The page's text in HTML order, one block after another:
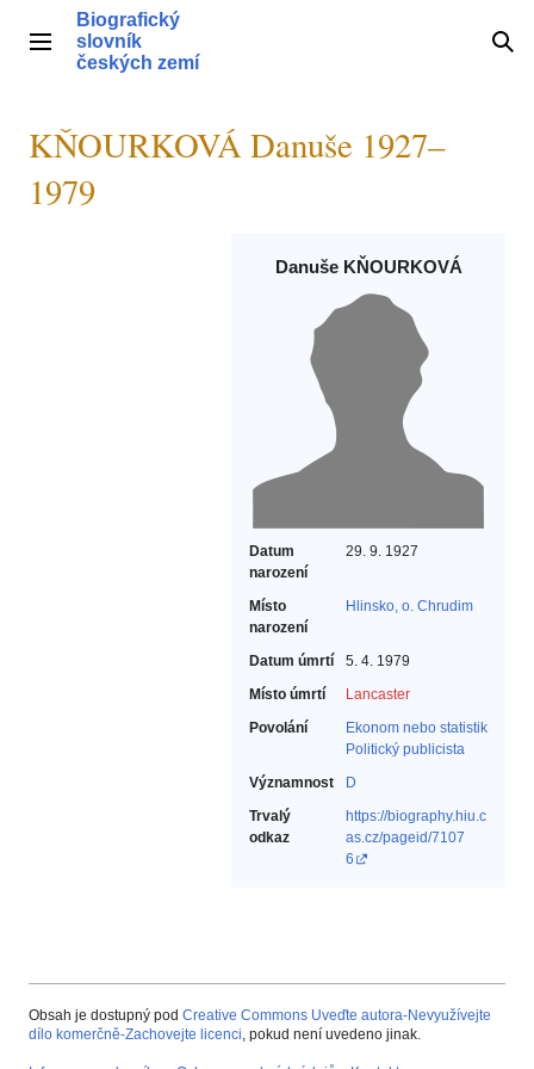
obsahHlavní menu
Biografický
slovník
českých zemí
KŇOURKOVÁ Danuše 1927–
1979
Danuše KŇOURKOVÁ
Datum
narození
29. 9. 1927
Místo
narození
Hlinsko, o. Chrudim
Datum úmrtí
5. 4. 1979
Místo úmrtí
Lancaster
Povolání
Ekonom nebo statistik‎
Politický publicista‎
Významnost
D
Trvalý
odkaz
https://biography.hiu.c
as.cz/pageid/7107
6
Obsah je dostupný pod Creative Commons Uveďte autora-Nevyužívejte
dílo komerčně-Zachovejte licenci, pokud není uvedeno jinak.